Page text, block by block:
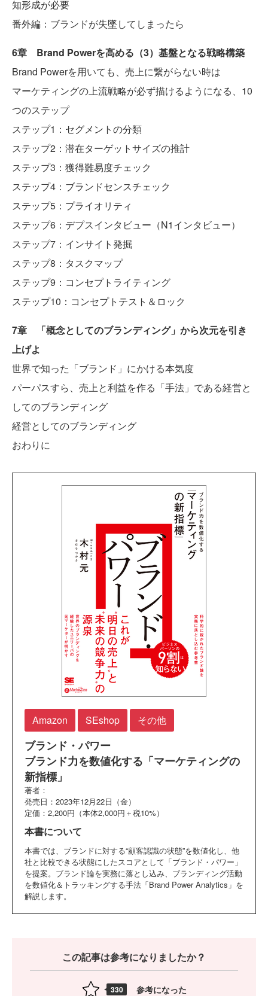
知形成が必要
番外編：ブランドが失墜してしまったら
6章 Brand Powerを高める（3）基盤となる戦略構築
Brand Powerを用いても、売上に繋がらない時は
マーケティングの上流戦略が必ず描けるようになる、10
つのステップ
ステップ1：セグメントの分類
ステップ2：潜在ターゲットサイズの推計
ステップ3：獲得難易度チェック
ステップ4：ブランドセンスチェック
ステップ5：プライオリティ
ステップ6：デプスインタビュー（N1インタビュー）
ステップ7：インサイト発掘
ステップ8：タスクマップ
ステップ9：コンセプトライティング
ステップ10：コンセプトテスト＆ロック
7章 「概念としてのブランディング」から次元を引き
上げよ
世界で知った「ブランド」にかける本気度
パーパスすら、売上と利益を作る「手法」である経営と
してのブランディング
経営としてのブランディング
おわりに
Amazon SEshop その他
ブランド・パワー
ブランド力を数値化する「マーケティングの
新指標」
著者：
発売日：2023年12月22日（金）
定価：2,200円（本体2,000円＋税10%）
本書について
本書では、ブランドに対する“顧客認識の状態”を数値化し、他
社と比較できる状態にしたスコアとして「ブランド・パワー」
を提案。ブランド論を実務に落とし込み、ブランディング活動
を数値化＆トラッキングする手法「Brand Power Analytics」を
解説します。
この記事は参考になりましたか？
330 参考になった